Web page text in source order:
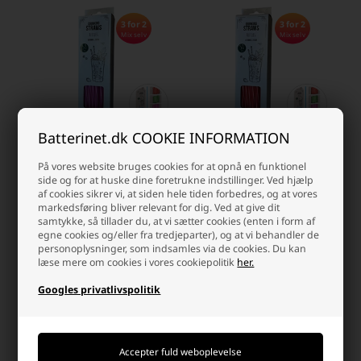
Batterinet.dk COOKIE INFORMATION
På vores website bruges cookies for at opnå en funktionel
side og for at huske dine foretrukne indstillinger. Ved hjælp
af cookies sikrer vi, at siden hele tiden forbedres, og at vores
markedsføring bliver relevant for dig. Ved at give dit
samtykke, så tillader du, at vi sætter cookies (enten i form af
egne cookies og/eller fra tredjeparter), og at vi behandler de
personoplysninger, som indsamles via de cookies. Du kan
læse mere om cookies i vores cookiepolitik her.
Googles privatlivspolitik
3 for 2
Mix selv
Sugerør Genanvendelige pink m
hvide striber
39,00 DKK
På lager
Vi sender din pakkei dag
3 for 2
Mix selv
Sugerør Genanvendelige rød m
hvide striber
39,00 DKK
På lager
-Vi sender din pakkei dag
Side 1/1